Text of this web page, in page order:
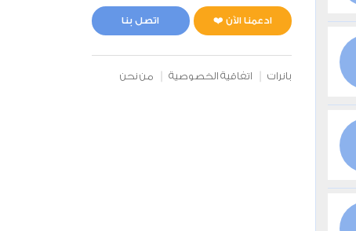
ادعمنا الآن ❤️ اتصل بنا
بانرات اتفاقية الخصوصية من نحن